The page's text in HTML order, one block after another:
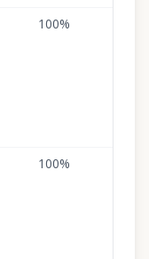
100%
100%